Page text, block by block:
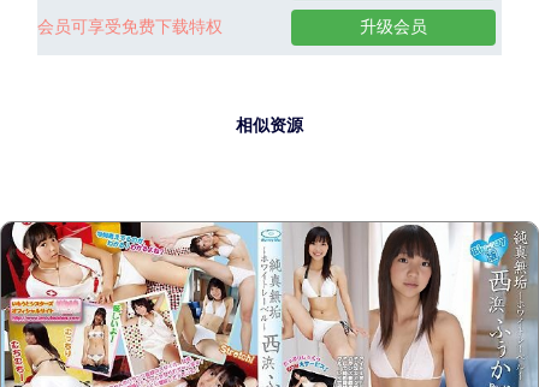
会员可享受免费下载特权 升级会员
相似资源